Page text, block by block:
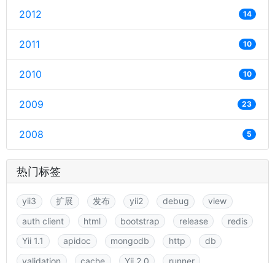
2012 14
2011 10
2010 10
2009 23
2008 5
热门标签
yii3 扩展 发布 yii2 debug
view
auth client
html bootstrap release
redis
Yii 1.1
apidoc mongodb http
db
validation
cache Yii 2.0 runner